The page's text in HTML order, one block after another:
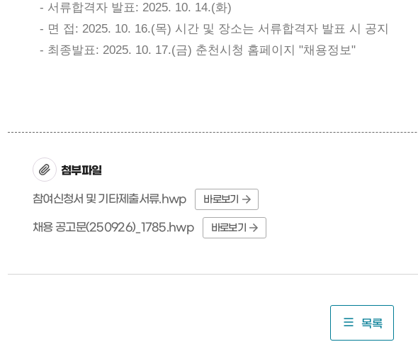
- 서류합격자 발표: 2025. 10. 14.(화)
- 면 접: 2025. 10. 16.(목) 시간 및 장소는 서류합격자 발표 시 공지
- 최종발표: 2025. 10. 17.(금) 춘천시청 홈페이지 "채용정보"
첨부파일
참여신청서 및 기타제출서류.hwp 바로보기
채용 공고문(250926)_1785.hwp 바로보기
목록